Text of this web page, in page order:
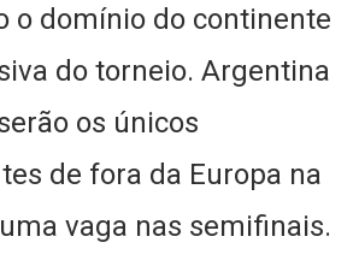
o domínio do continente
do torneio. Argentina
os únicos
de fora da Europa na
vaga nas semifinais.